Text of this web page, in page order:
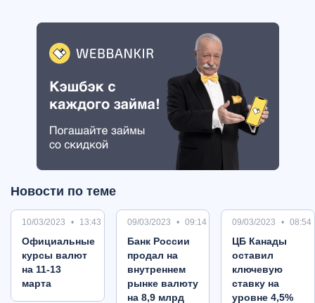
Новости по теме
10/03/2023 13:43
Oфициальные
курсы валют
на 11-13
марта
09/03/2023 09:14
Банк России
продал на
внутреннем
рынке валюту
на 8,9 млрд
09/03/2023 08:54
ЦБ Канады
оставил
ключевую
ставку на
уровне 4,5%